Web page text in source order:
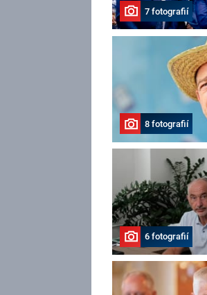
7 fotografií
8 fotografií
6 fotografií